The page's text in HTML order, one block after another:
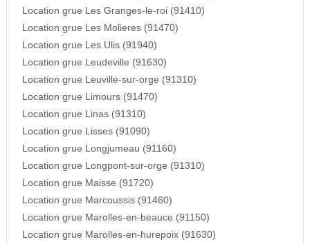
Location grue Les Granges-le-roi (91410)
Location grue Les Molieres (91470)
Location grue Les Ulis (91940)
Location grue Leudeville (91630)
Location grue Leuville-sur-orge (91310)
Location grue Limours (91470)
Location grue Linas (91310)
Location grue Lisses (91090)
Location grue Longjumeau (91160)
Location grue Longpont-sur-orge (91310)
Location grue Maisse (91720)
Location grue Marcoussis (91460)
Location grue Marolles-en-beauce (91150)
Location grue Marolles-en-hurepoix (91630)